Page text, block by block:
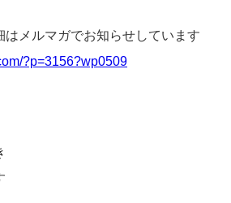
はメルマガでお知らせしています
?p=3156?wp0509